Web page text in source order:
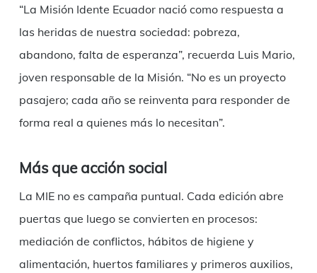
“La Misión Idente Ecuador nació como respuesta a
las heridas de nuestra sociedad: pobreza,
abandono, falta de esperanza”, recuerda Luis Mario,
joven responsable de la Misión. “No es un proyecto
pasajero; cada año se reinventa para responder de
forma real a quienes más lo necesitan”.
Más que acción social
La MIE no es campaña puntual. Cada edición abre
puertas que luego se convierten en procesos:
mediación de conflictos, hábitos de higiene y
alimentación, huertos familiares y primeros auxilios,